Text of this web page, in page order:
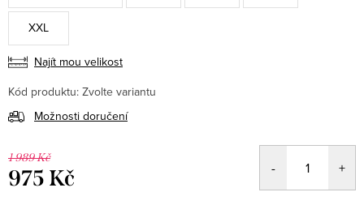
XXL
Najít mou velikost
Kód produktu: Zvolte variantu
Možnosti doručení
1 989 Kč
975 Kč